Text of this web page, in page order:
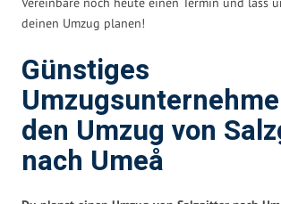
deinen Umzug planen!
Günstiges
den Umzug von
nach Umeå